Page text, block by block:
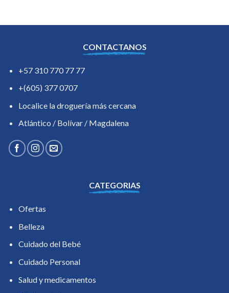
CONTACTANOS
+57 310 770 77 77
+(605) 377 0707
Localice la droguería más cercana
Atlántico / Bolívar / Magdalena
CATEGORIAS
Ofertas
Belleza
Cuidado del Bebé
Cuidado Personal
Salud y medicamentos